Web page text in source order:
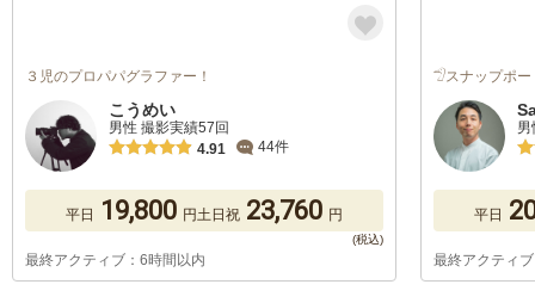
３児のプロパパグラファー！
こうめい
男性 撮影実績57回
4.91
44件
平日 19,800 円土日祝 23,760 円
最終アクティブ：6時間以内
𓅿スナップポー
平日
最終アクティ